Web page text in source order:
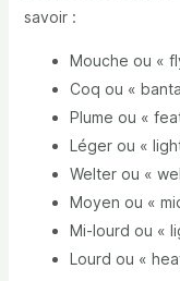
savoir :
Mouche ou «
Coq ou «
Plume ou «
Léger ou «
Welter ou «
Moyen ou «
Mi-lourd ou «
Lourd ou «